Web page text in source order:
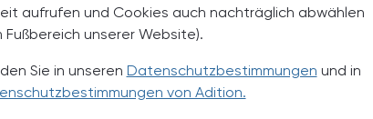
aufrufen und Cookies auch nachträglich abwählen
Fußbereich unserer Website).
Sie in unseren Datenschutzbestimmungen und in
von Adition.